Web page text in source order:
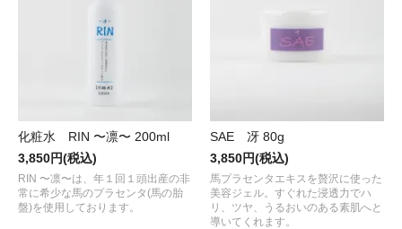
化粧水 RIN 〜凛〜 200ml
3,850円(税込)
RIN 〜凛〜は、年１回１頭出産の非
常に希少な馬のプラセンタ(馬の胎
盤)を使用しております。
SAE 冴 80g
3,850円(税込)
馬プラセンタエキスを贅沢に使った
美容ジェル。すぐれた浸透力でハ
リ、ツヤ、うるおいのある素肌へと
導いてくれます。